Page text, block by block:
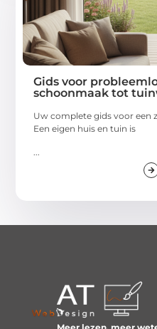
Gids voor
schoonmaak tot
Uw complete gids voor een
Een eigen huis en tuin is